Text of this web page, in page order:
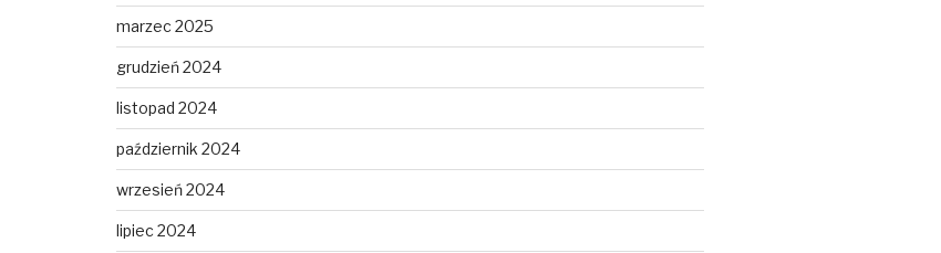
marzec 2025
grudzień 2024
listopad 2024
październik 2024
wrzesień 2024
lipiec 2024